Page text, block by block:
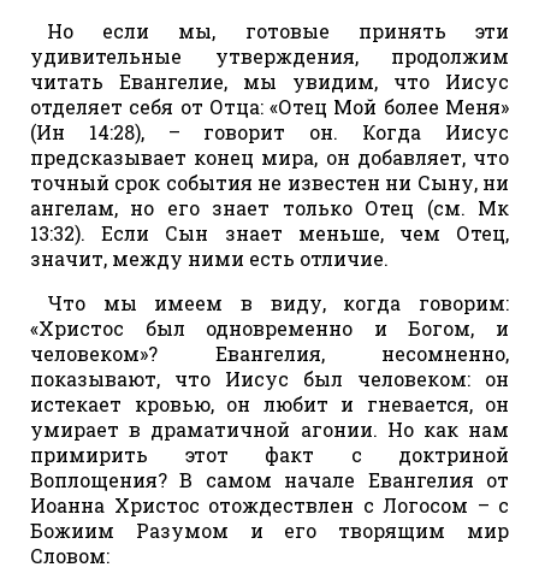
Но если мы, готовые принять эти
удивительные утверждения, продолжим
читать Евангелие, мы увидим, что Иисус
отделяет себя от Отца: «Отец Мой более Меня»
(Ин 14:28), – говорит он. Когда Иисус
предсказывает конец мира, он добавляет, что
точный срок события не известен ни Сыну, ни
ангелам, но его знает только Отец (см. Мк
13:32). Если Сын знает меньше, чем Отец,
значит, между ними есть отличие.
Что мы имеем в виду, когда говорим:
«Христос был одновременно и Богом, и
человеком»? Евангелия, несомненно,
показывают, что Иисус был человеком: он
истекает кровью, он любит и гневается, он
умирает в драматичной агонии. Но как нам
примирить этот факт с доктриной
Воплощения? В самом начале Евангелия от
Иоанна Христос отождествлен с Логосом – с
Божиим Разумом и его творящим мир
Словом: